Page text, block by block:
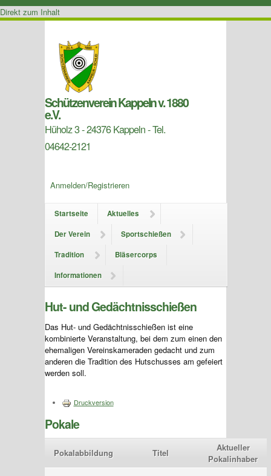
Direkt zum Inhalt
Schützenverein Kappeln v. 1880
e.V.
Hüholz 3 - 24376 Kappeln - Tel.
04642-2121
Anmelden/Registrieren
Startseite
Aktuelles
Der Verein
Sportschießen
Tradition
Bläsercorps
Informationen
Hut- und Gedächtnisschießen
Das Hut- und Gedächtnisschießen ist eine
kombinierte Veranstaltung, bei dem zum einen den
ehemaligen Vereinskameraden gedacht und zum
anderen die Tradition des Hutschusses am gefeiert
werden soll.
Druckversion
Pokale
Pokalabbildung Titel
Aktueller
Pokalinhaber